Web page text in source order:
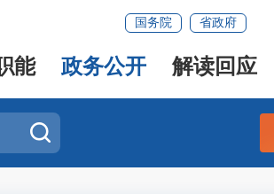
国务院 省政府
能 政务公开 解读回应